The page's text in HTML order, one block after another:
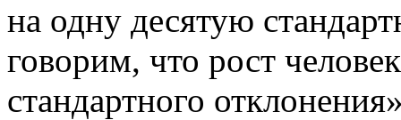
на одну десятую
говорим, что рост
стандартного